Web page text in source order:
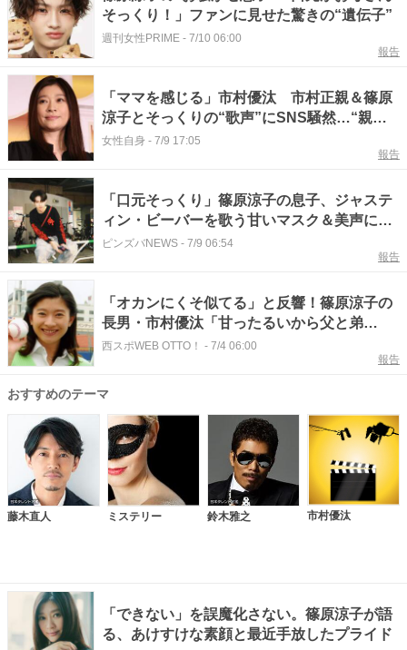
そっくり！」ファンに見せた驚きの“遺伝子”
週刊女性PRIME - 7/10 06:00
報告
「ママを感じる」市村優汰 市村正親＆篠原
涼子とそっくりの“歌声”にSNS騒然…“親の
七光り”払拭のチャンスか
女性自身 - 7/9 17:05
報告
「口元そっくり」篠原涼子の息子、ジャステ
ィン・ビーバーを歌う甘いマスク＆美声に熱
視線 「歌も英語もうますぎ」
ピンズバNEWS - 7/9 06:54
報告
「オカンにくそ似てる」と反響！篠原涼子の
長男・市村優汰「甘ったるいから父と弟
に...」自宅ゆるゆる食レポに「絶対おいしい
と思ってなさそう」「お皿がもうお坊ちゃま
西スポWEB OTTO！ - 7/4 06:00
報告
おすすめのテーマ
藤木直人 ミステリー 鈴木雅之 市村優汰
「できない」を誤魔化さない。篠原涼子が語
る、あけすけな素顔と最近手放したプライド